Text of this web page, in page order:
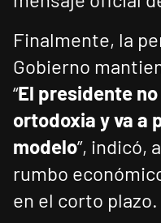
Finalmente, la
Gobierno
“El presidente no
ortodoxia y va a
modelo”, indicó,
rumbo
en el corto plazo.